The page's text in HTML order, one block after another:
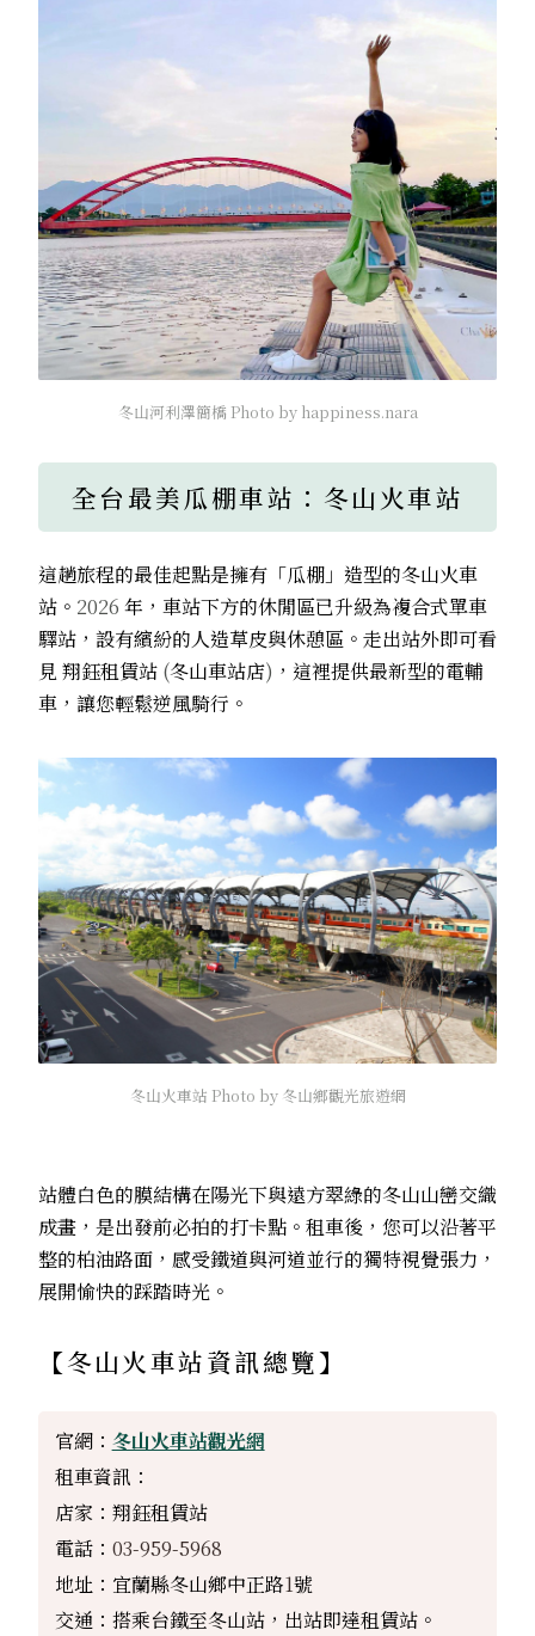
冬山河利澤簡橋 Photo by happiness.nara
全台最美瓜棚車站：冬山火車站
這趟旅程的最佳起點是擁有「瓜棚」造型的冬山火車
站。 2026 年，車站下方的休閒區已升級為複合式單車
驛站，設有繽紛的人造草皮與休憩區。走出站外即可看
見 翔鈺租賃站 (冬山車站店) ，這裡提供最新型的電輔
車，讓您輕鬆逆風騎行。
冬山火車站 Photo by 冬山鄉觀光旅遊網
站體白色的膜結構在陽光下與遠方翠綠的冬山山巒交織
成畫，是出發前必拍的打卡點。租車後，您可以沿著平
整的柏油路面，感受鐵道與河道並行的獨特視覺張力，
展開愉快的踩踏時光。
【冬山火車站資訊總覽】
官網： 冬山火車站觀光網
租車資訊：
店家：翔鈺租賃站
電話： 03-959-5968
地址：宜蘭縣冬山鄉中正路1號
交通：搭乘台鐵至冬山站，出站即達租賃站。